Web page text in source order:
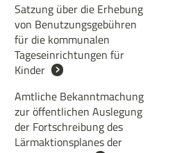
Satzung über die Erhebung
von Benutzungsgebühren
für die kommunalen
Tageseinrichtungen für
Kinder
Amtliche Bekanntmachung
zur öffentlichen Auslegung
der Fortschreibung des
Lärmaktionsplanes der